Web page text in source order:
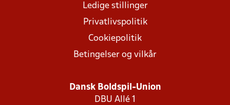
Ledige stillinger
Privatlivspolitik
Cookiepolitik
Betingelser og vilkår
Dansk Boldspil-Union
DBU Allé 1